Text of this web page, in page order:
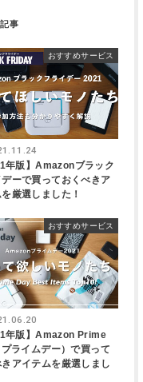
おすすめサービス
年版】Amazonブラック
デーで買っておくべきア
厳選しました！
おすすめサービス
年版】Amazon Prime
ライムデー）で買って
アイテムを厳選しまし